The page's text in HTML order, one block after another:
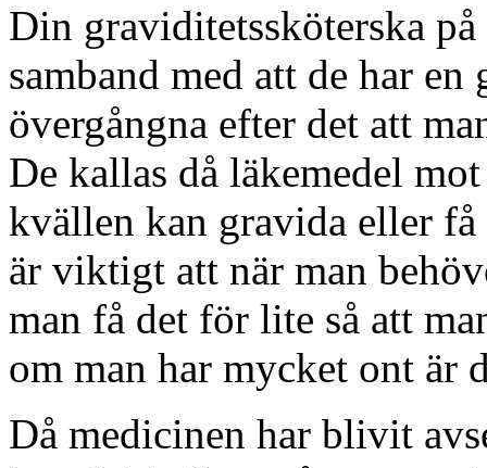
Din graviditetssköterska
samband med att de har
övergångna efter det att
De kallas då läkemedel
kvällen kan gravida eller
är viktigt att när man
man få det för lite så att
om man har mycket ont är
Då medicinen har blivit